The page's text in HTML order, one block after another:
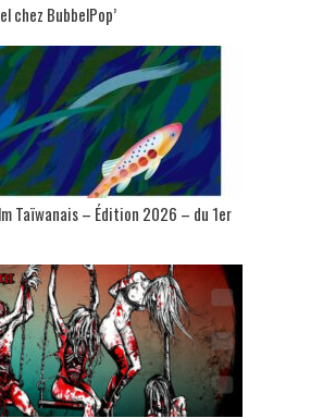
chez BubbelPop’
Taïwanais – Édition 2026 – du 1er